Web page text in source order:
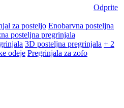
Odprite
za posteljo Enobarvna posteljna
posteljna pregrinjala
3D posteljna pregrinjala + 2
odeje Pregrinjala za zofo